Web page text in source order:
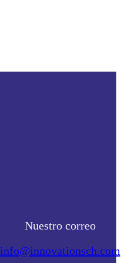
Nuestro correo
info@innovationsch.com